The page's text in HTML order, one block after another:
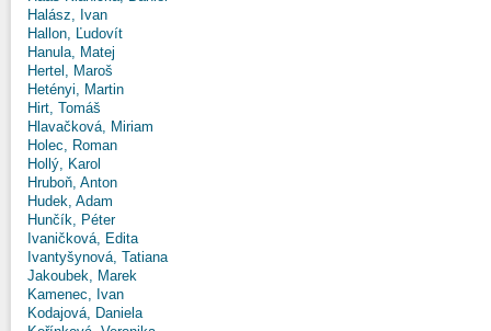
Halász, Ivan
Hallon, Ľudovít
Hanula, Matej
Hertel, Maroš
Hetényi, Martin
Hirt, Tomáš
Hlavačková, Miriam
Holec, Roman
Hollý, Karol
Hruboň, Anton
Hudek, Adam
Hunčík, Péter
Ivaničková, Edita
Ivantyšynová, Tatiana
Jakoubek, Marek
Kamenec, Ivan
Kodajová, Daniela